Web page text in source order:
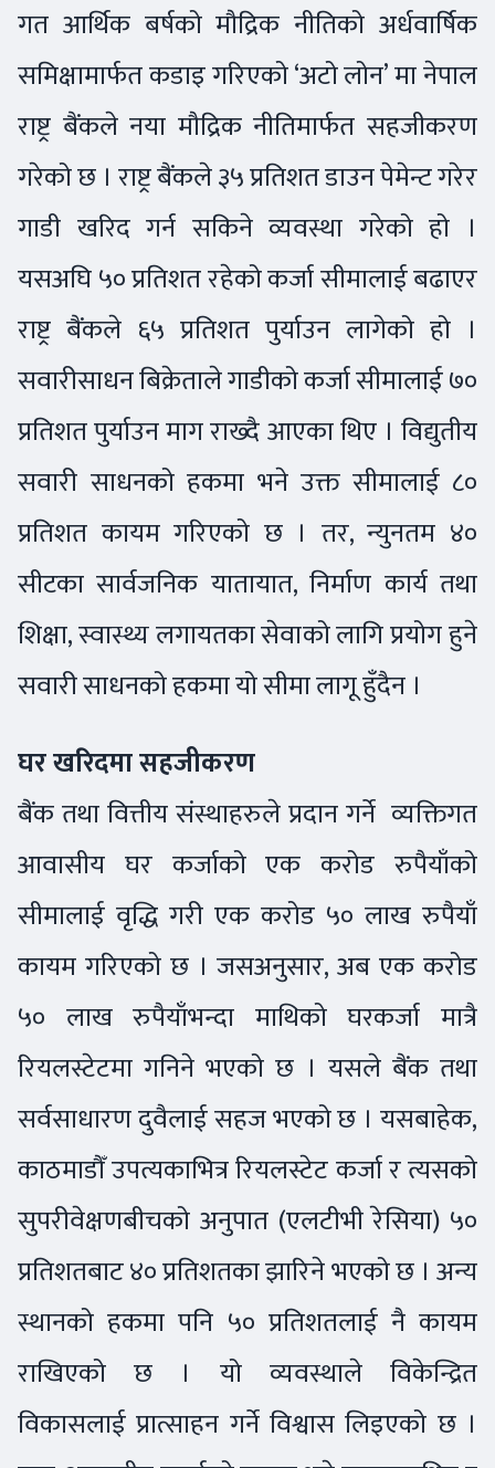
गत आर्थिक बर्षको मौद्रिक नीतिको अर्धवार्षिक
समिक्षामार्फत कडाइ गरिएको ‘अटो लोन’ मा नेपाल
राष्ट्र बैंकले नया मौद्रिक नीतिमार्फत सहजीकरण
गरेको छ । राष्ट्र बैंकले ३५ प्रतिशत डाउन पेमेन्ट गरेर
गाडी खरिद गर्न सकिने व्यवस्था गरेको हो ।
यसअघि ५० प्रतिशत रहेको कर्जा सीमालाई बढाएर
राष्ट्र बैंकले ६५ प्रतिशत पुर्याउन लागेको हो ।
सवारीसाधन बिक्रेताले गाडीको कर्जा सीमालाई ७०
प्रतिशत पुर्याउन माग राख्दै आएका थिए । विद्युतीय
सवारी साधनको हकमा भने उक्त सीमालाई ८०
प्रतिशत कायम गरिएको छ । तर, न्युनतम ४०
सीटका सार्वजनिक यातायात, निर्माण कार्य तथा
शिक्षा, स्वास्थ्य लगायतका सेवाको लागि प्रयोग हुने
सवारी साधनको हकमा यो सीमा लागू हुँदैन ।
घर खरिदमा सहजीकरण
बैंक तथा वित्तीय संस्थाहरुले प्रदान गर्ने व्यक्तिगत
आवासीय घर कर्जाको एक करोड रुपैयाँको
सीमालाई वृद्धि गरी एक करोड ५० लाख रुपैयाँ
कायम गरिएको छ । जसअनुसार, अब एक करोड
५० लाख रुपैयाँभन्दा माथिको घरकर्जा मात्रै
रियलस्टेटमा गनिने भएको छ । यसले बैंक तथा
सर्वसाधारण दुवैलाई सहज भएको छ । यसबाहेक,
काठमाडौँ उपत्यकाभित्र रियलस्टेट कर्जा र त्यसको
सुपरीवेक्षणबीचको अनुपात (एलटीभी रेसिया) ५०
प्रतिशतबाट ४० प्रतिशतका झारिने भएको छ । अन्य
स्थानको हकमा पनि ५० प्रतिशतलाई नै कायम
राखिएको छ । यो व्यवस्थाले विकेन्द्रित
विकासलाई प्रात्साहन गर्ने विश्वास लिइएको छ ।